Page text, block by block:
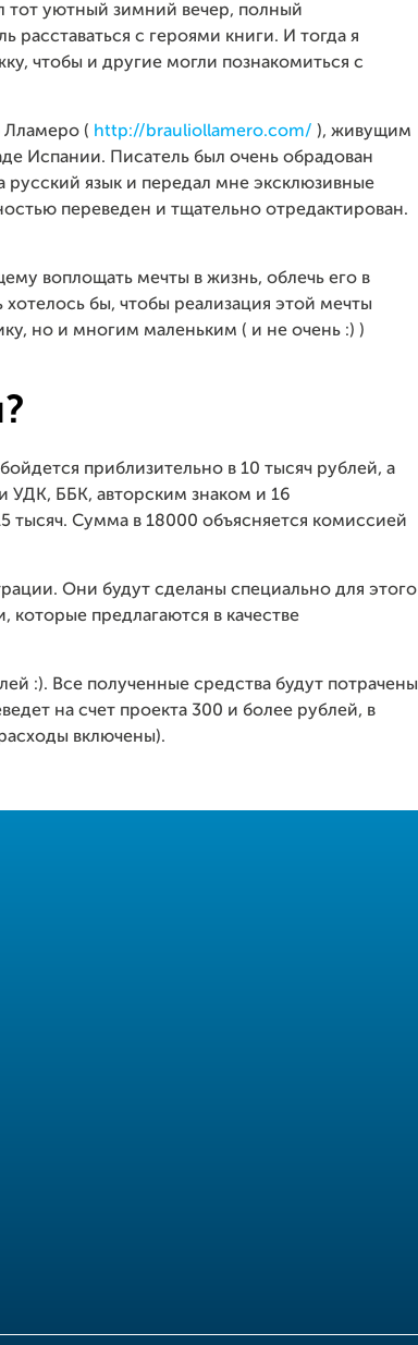
тот уютный зимний вечер, полный
расставаться с героями книги. И тогда я
чтобы и другие могли познакомиться с
Лламеро ( http://brauliollamero.com/ ), живущим
Испании. Писатель был очень обрадован
язык и передал мне эксклюзивные
переведен и тщательно отредактирован.
воплощать мечты в жизнь, облечь его в
бы, чтобы реализация этой мечты
но и многим маленьким ( и не очень :) )
приблизительно в 10 тысяч рублей, а
УДК, ББК, авторским знаком и 16
тысяч. Сумма в 18000 объясняется комиссией
Они будут сделаны специально для этого
которые предлагаются в качестве
:). Все полученные средства будут потрачены
на счет проекта 300 и более рублей, в
включены).